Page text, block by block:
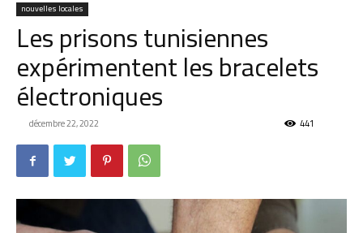
nouvelles locales
Les prisons tunisiennes
expérimentent les bracelets
électroniques
décembre 22, 2022 441